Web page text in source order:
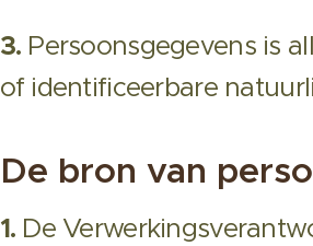
3. Persoonsgegevens is
of identificeerbare
De bron van
1. De